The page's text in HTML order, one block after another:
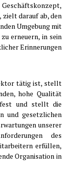
darauf ab, den
Umgebung mit
erneuern, in sein
Erinnerungen
tätig ist, stellt
hohe Qualität
fest und stellt die
und gesetzlichen
unserer
des
erfüllen,
Organisation in